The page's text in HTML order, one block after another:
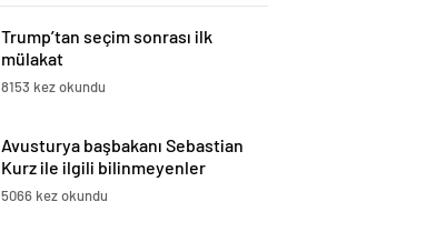
Trump’tan seçim sonrası ilk
mülakat
8153 kez okundu
Avusturya başbakanı Sebastian
Kurz ile ilgili bilinmeyenler
5066 kez okundu